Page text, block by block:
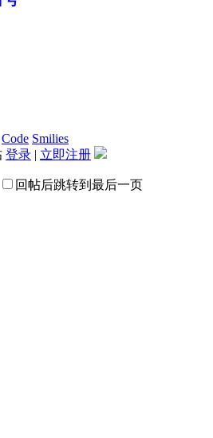
Code Smilies
登录 | 立即注册
回帖后跳转到最后一页